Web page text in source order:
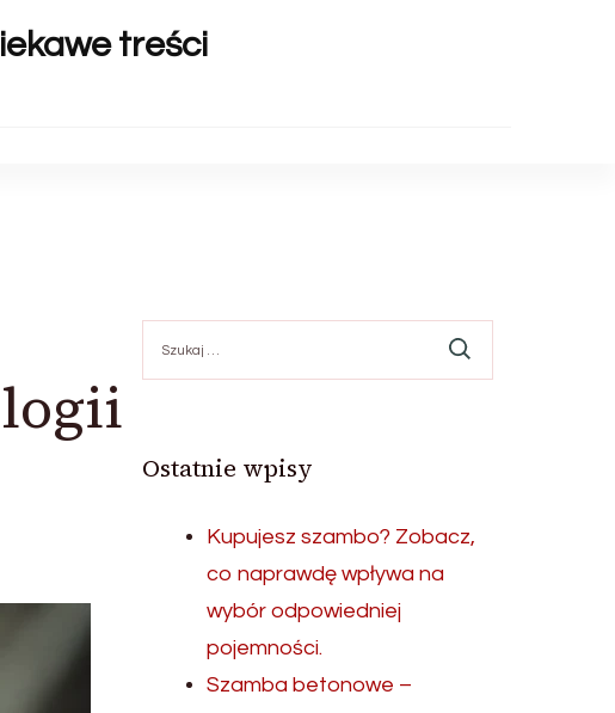
treści
Ostatnie wpisy
Kupujesz szambo? Zobacz,
co naprawdę wpływa na
wybór odpowiedniej
pojemności.
Szamba betonowe –